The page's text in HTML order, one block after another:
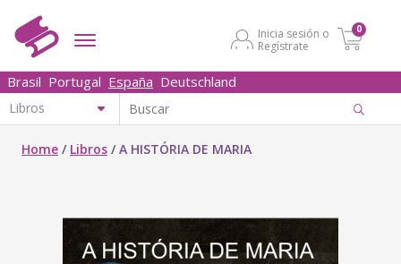
Inicia sesión o
Regístrate
0
Brasil Portugal España Deutschland
Home / Libros /A HISTÓRIA DE MARIA